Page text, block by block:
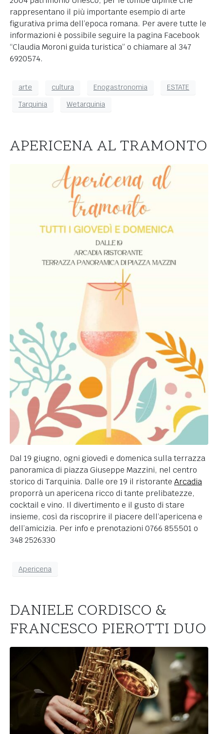
rappresentano il più importante esempio di arte
figurativa prima dell’epoca romana. Per avere tutte le
informazioni è possibile seguire la pagina Facebook
“Claudia Moroni guida turistica” o chiamare al 347
6920574.
arte cultura Enogastronomia
ESTATE
Tarquinia
Wetarquinia
APERICENA AL TRAMONTO
Dal 19 giugno, ogni giovedì e domenica sulla terrazza
panoramica di piazza Giuseppe Mazzini, nel centro
storico di Tarquinia. Dalle ore 19 il ristorante Arcadia
proporrà un apericena ricco di tante prelibatezze,
cocktail e vino. Il divertimento e il gusto di stare
insieme, così da riscoprire il piacere dell’apericena e
dell’amicizia. Per info e prenotazioni 0766 855501 o
348 2526330
Apericena
DANIELE CORDISCO &
FRANCESCO PIEROTTI DUO